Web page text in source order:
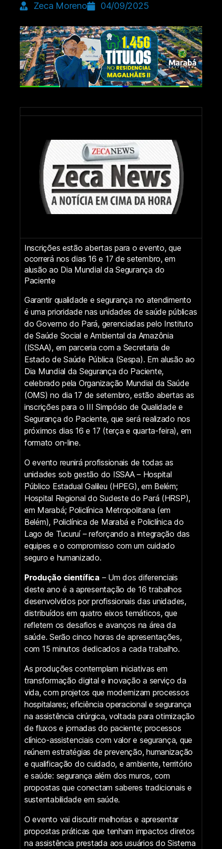
Zeca Moreno 04/09/2025
Inscrições estão abertas para o evento, que
ocorrerá nos dias 16 e 17 de setembro, em
alusão ao Dia Mundial da Segurança do
Paciente
Garantir qualidade e segurança no atendimento
é uma prioridade nas unidades de saúde públicas
do Governo do Pará, gerenciadas pelo Instituto
de Saúde Social e Ambiental da Amazônia
(ISSAA), em parceria com a Secretaria de
Estado de Saúde Pública (Sespa). Em alusão ao
Dia Mundial da Segurança do Paciente,
celebrado pela Organização Mundial da Saúde
(OMS) no dia 17 de setembro, estão abertas as
inscrições para o III Simpósio de Qualidade e
Segurança do Paciente, que será realizado nos
próximos dias 16 e 17 (terça e quarta-feira), em
formato on-line.
O evento reunirá profissionais de todas as
unidades sob gestão do ISSAA – Hospital
Público Estadual Galileu (HPEG), em Belém;
Hospital Regional do Sudeste do Pará (HRSP),
em Marabá; Policlínica Metropolitana (em
Belém), Policlínica de Marabá e Policlínica do
Lago de Tucuruí – reforçando a integração das
equipes e o compromisso com um cuidado
seguro e humanizado.
Produção científica – Um dos diferenciais
deste ano é a apresentação de 16 trabalhos
desenvolvidos por profissionais das unidades,
distribuídos em quatro eixos temáticos, que
refletem os desafios e avanços na área da
saúde. Serão cinco horas de apresentações,
com 15 minutos dedicados a cada trabalho.
As produções contemplam iniciativas em
transformação digital e inovação a serviço da
vida, com projetos que modernizam processos
hospitalares; eficiência operacional e segurança
na assistência cirúrgica, voltada para otimização
de fluxos e jornadas do paciente; processos
clínico-assistenciais com valor e segurança, que
reúnem estratégias de prevenção, humanização
e qualificação do cuidado, e ambiente, território
e saúde: segurança além dos muros, com
propostas que conectam saberes tradicionais e
sustentabilidade em saúde.
O evento vai discutir melhorias e apresentar
propostas práticas que tenham impactos diretos
na assistência prestada aos usuários do Sistema